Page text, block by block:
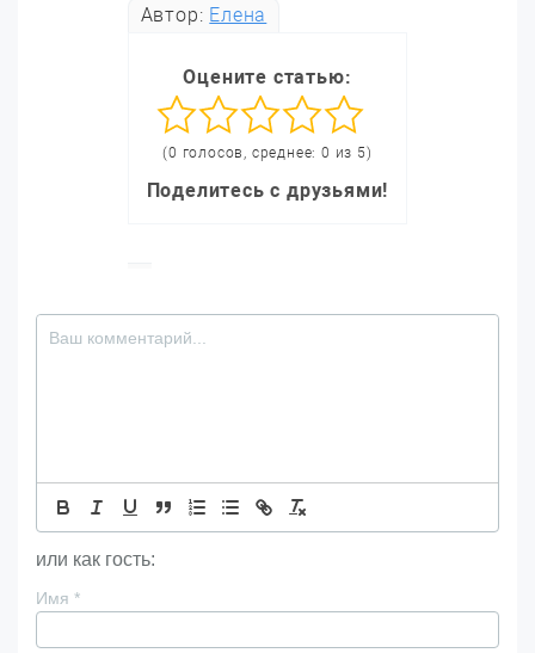
Автор: Елена
Оцените статью:
(0 голосов, среднее: 0 из 5)
Поделитесь с друзьями!
или как гость:
Имя *